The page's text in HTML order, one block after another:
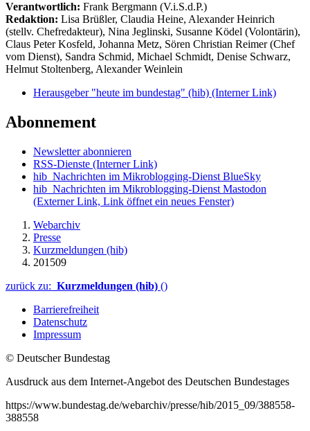
Verantwortlich: Frank Bergmann (V.i.S.d.P.)
Redaktion: Lisa Brüßler, Claudia Heine, Alexander Heinrich
(stellv. Chefredakteur), Nina Jeglinski, Susanne Ködel (Volontärin),
Claus Peter Kosfeld, Johanna Metz, Sören Christian Reimer (Chef
vom Dienst), Sandra Schmid, Michael Schmidt, Denise Schwarz,
Helmut Stoltenberg, Alexander Weinlein
Herausgeber "heute im bundestag" (hib) (Interner Link)
Abonnement
Newsletter abonnieren
RSS-Dienste (Interner Link)
hib_Nachrichten im Mikroblogging-Dienst BlueSky
hib_Nachrichten im Mikroblogging-Dienst Mastodon
(Externer Link, Link öffnet ein neues Fenster)
Webarchiv
Presse
Kurzmeldungen (hib)
201509
zurück zu: Kurzmeldungen (hib) ()
Barrierefreiheit
Datenschutz
Impressum
© Deutscher Bundestag
Ausdruck aus dem Internet-Angebot des Deutschen Bundestages
https://www.bundestag.de/webarchiv/presse/hib/2015_09/388558-
388558